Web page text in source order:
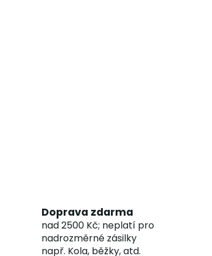
Doprava zdarma
nad 2500 Kč; neplatí pro
nadrozměrné zásilky
např. Kola, běžky, atd.